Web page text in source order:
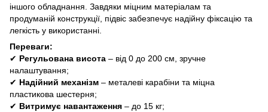
іншого обладнання. Завдяки міцним матеріалам та
продуманій конструкції, підвіс забезпечує надійну фіксацію та
легкість у використанні.
Переваги:
✔ Регульована висота – від 0 до 200 см, зручне
налаштування;
✔ Надійний механізм – металеві карабіни та міцна
пластикова шестерня;
✔ Витримує навантаження – до 15 кг;